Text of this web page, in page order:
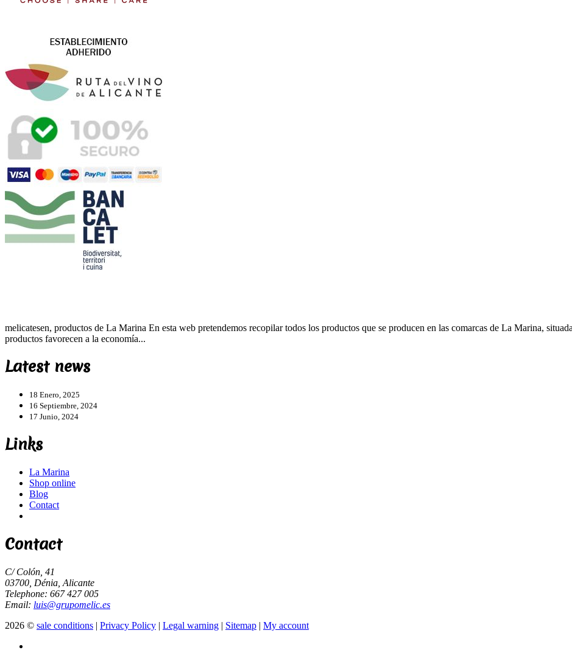
melicatesen, productos de La Marina En esta web pretendemos recopilar todos los productos que se producen en las comarcas de La Marina,
productos favorecen a la economía...
Latest news
18 Enero, 2025
16 Septiembre, 2024
17 Junio, 2024
Links
La Marina
Shop online
Blog
Contact
Contact
C/ Colón, 41
03700, Dénia, Alicante
Telephone: 667 427 005
Email: luis@grupomelic.es
2026 © sale conditions | Privacy Policy | Legal warning | Sitemap | My account